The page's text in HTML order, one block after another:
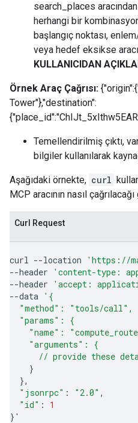
search_places
herhangi bir
başlangıç noktası,
veya hedef eksikse
KULLANICIDAN
Örnek Araç Çağrısı:
Tower"},"destination":
Temellendirilmiş çıktı,
bilgiler kullanılarak
Aşağıdaki örnekte, curl
MCP aracının nasıl
Curl Request
curl --location
'https://
--header
'content-type:
--header
'accept:
--data '{
  "method": "tools/call",
  "params": {
"name":
    "arguments": {
// provide these
}
}
"jsonrpc" : "2.0"
"id" :
1
} '